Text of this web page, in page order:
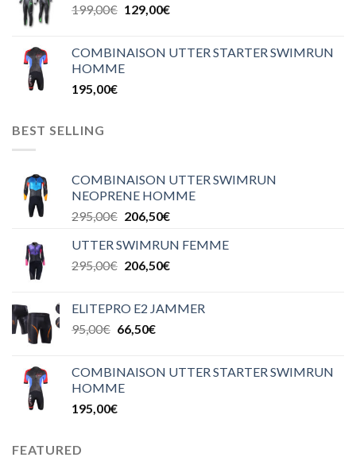
199,00€ 129,00€
COMBINAISON UTTER STARTER SWIMRUN
HOMME
195,00€
BEST SELLING
COMBINAISON UTTER SWIMRUN
NEOPRENE HOMME
295,00€ 206,50€
UTTER SWIMRUN FEMME
295,00€ 206,50€
ELITEPRO E2 JAMMER
95,00€ 66,50€
COMBINAISON UTTER STARTER SWIMRUN
HOMME
195,00€
FEATURED